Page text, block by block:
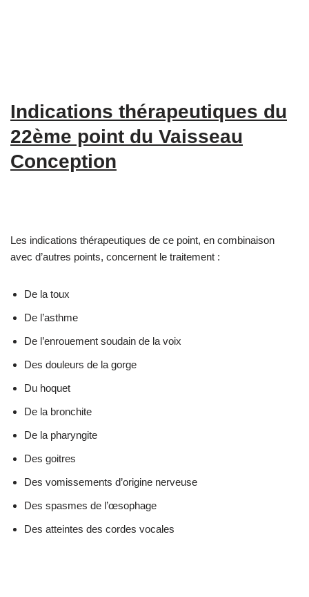
Indications thérapeutiques du
22ème point du Vaisseau
Conception
Les indications thérapeutiques de ce point, en combinaison
avec d’autres points, concernent le traitement :
De la toux
De l’asthme
De l’enrouement soudain de la voix
Des douleurs de la gorge
Du hoquet
De la bronchite
De la pharyngite
Des goitres
Des vomissements d’origine nerveuse
Des spasmes de l’œsophage
Des atteintes des cordes vocales